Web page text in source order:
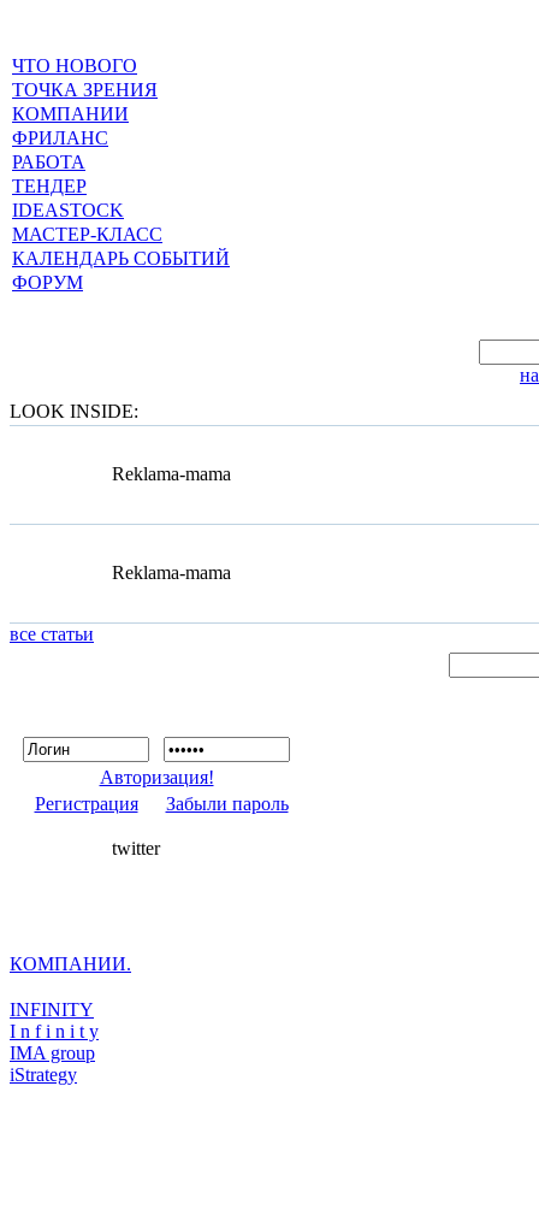
ЧТО НОВОГО
ТОЧКА ЗРЕНИЯ
КОМПАНИИ
ФРИЛАНС
РАБОТА
ТЕНДЕР
IDEASTOCK
МАСТЕР-КЛАСС
КАЛЕНДАРЬ СОБЫТИЙ
ФОРУМ
LOOK INSIDE:
Reklama-mama
Reklama-mama
все статьи
Авторизация!
Регистрация
Забыли пароль
twitter
КОМПАНИИ.
INFINITY
I n f i n i t y
IMA group
iStrategy